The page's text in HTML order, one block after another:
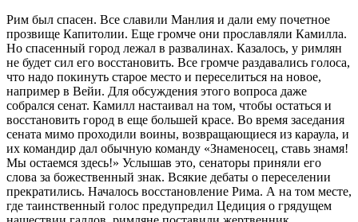
Рим был спасен. Все славили Манлия и дали ему почетное
прозвище Капитолии. Еще громче они прославляли Камилла.
Но спасенный город лежал в развалинах. Казалось, у римлян
не будет сил его восстановить. Все громче раздавались голоса,
что надо покинуть старое место и переселиться на новое,
например в Вейи. Для обсуждения этого вопроса даже
собрался сенат. Камилл настаивал на том, чтобы остаться и
восстановить город в еще большей красе. Во время заседания
сената мимо проходили воины, возвращающиеся из караула, и
их командир дал обычную команду «Знаменосец, ставь знамя!
Мы остаемся здесь!» Услышав это, сенаторы приняли его
слова за божественный знак. Всякие дебаты о переселении
прекратились. Началось восстановление Рима. А на том месте,
где таинственный голос предупредил Цедиция о грядущем